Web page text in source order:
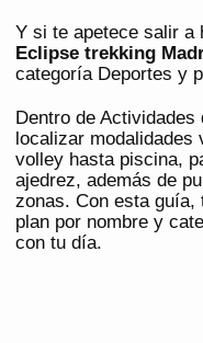
Y si te apetece salir a
Eclipse trekking
categoría Deportes y
Dentro de
localizar modalidades
volley hasta piscina,
ajedrez, además de
zonas. Con esta
plan por nombre y
con tu día.